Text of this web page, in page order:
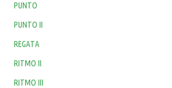
PUNTO
PUNTO II
REGATA
RITMO II
RITMO III